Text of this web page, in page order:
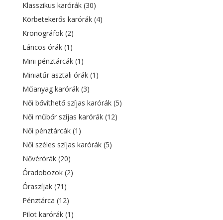
Klasszikus karórák (30)
Körbetekerős karórák (4)
Kronográfok (2)
Láncos órák (1)
Mini pénztárcák (1)
Miniatűr asztali órák (1)
Műanyag karórák (3)
Női bővíthető szíjas karórák (5)
Női műbőr szíjas karórák (12)
Női pénztárcák (1)
Női széles szíjas karórák (5)
Nővérórák (20)
Óradobozok (2)
Óraszíjak (71)
Pénztárca (12)
Pilot karórák (1)